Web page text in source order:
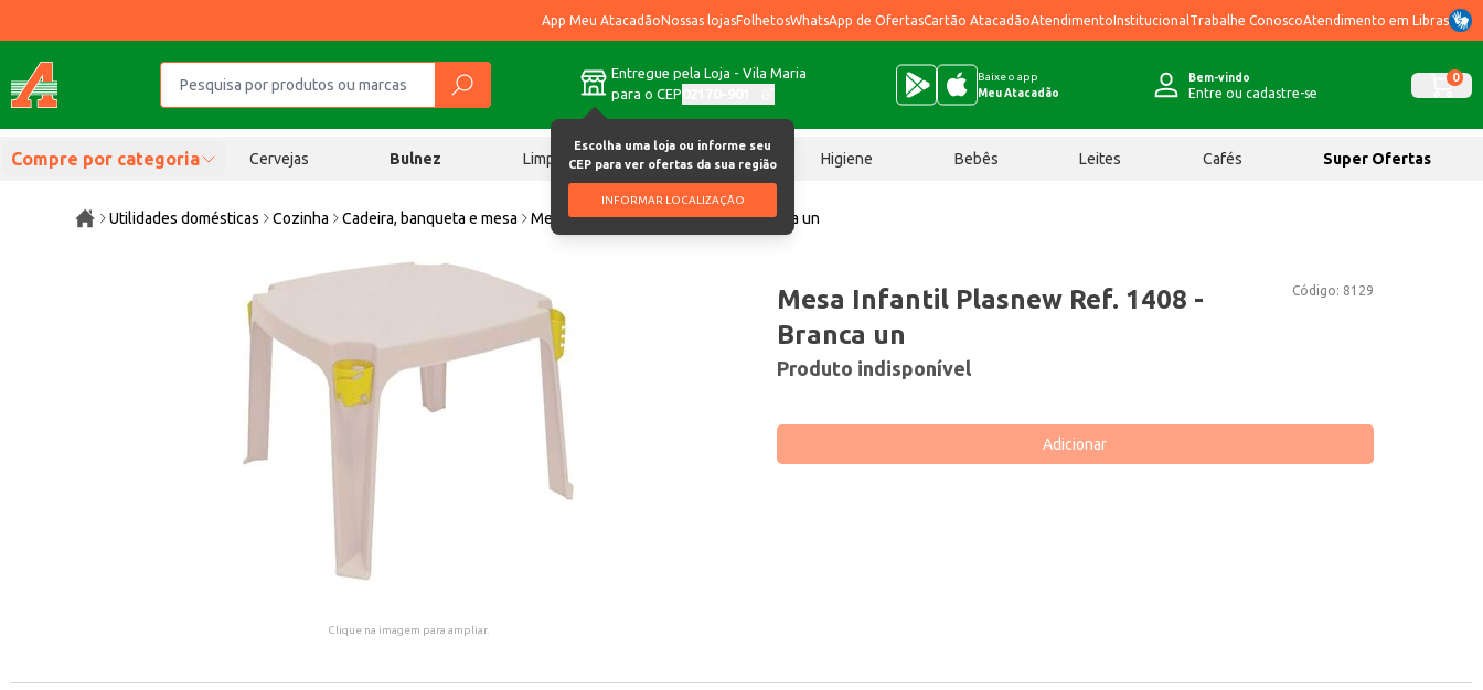
App Meu AtacadãoNossas lojasFolhetosWhatsApp de OfertasCartão AtacadãoAtendimentoInstitucional Trabalhe ConoscoAtendimento em Libras
Entregue pela Loja - Vila Maria
para o CEP
Escolha uma loja ou informe seu
CEP para ver ofertas da sua região
INFORMAR LOCALIZAÇÃO
Baixe o app
Meu Atacadão
Bem-vindo
Entre ou cadastre-se
0
Compre por categoria Cervejas Bulnez Limpeza Chocolates Higiene Bebês Leites Cafés Super Ofertas
Utilidades domésticas Cozinha Cadeira, banqueta e mesa Mesa Infantil Plasnew Ref. 1408 Branca un
Clique na imagem para ampliar.
Código: 8129
Mesa Infantil Plasnew Ref. 1408 -
Branca un
Produto indisponível
Adicionar